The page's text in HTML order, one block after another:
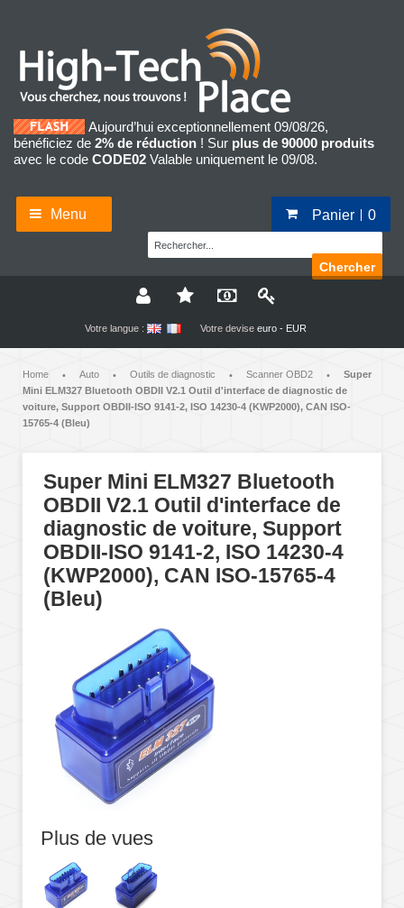
Aujourd’hui exceptionnellement 09/08/26,
bénéficiez de 2% de réduction ! Sur plus de 90000 produits
avec le code CODE02 Valable uniquement le 09/08.
Menu Panier 0
Chercher
Votre langue : Votre devise euro - EUR
Home • Auto • Outils de diagnostic • Scanner OBD2 •
Super
Mini ELM327 Bluetooth OBDII V2.1 Outil d'interface de diagnostic de
voiture, Support OBDII-ISO 9141-2, ISO 14230-4 (KWP2000), CAN ISO-
15765-4 (Bleu)
Super Mini ELM327 Bluetooth
OBDII V2.1 Outil d'interface de
diagnostic de voiture, Support
OBDII-ISO 9141-2, ISO 14230-4
(KWP2000), CAN ISO-15765-4
(Bleu)
Plus de vues